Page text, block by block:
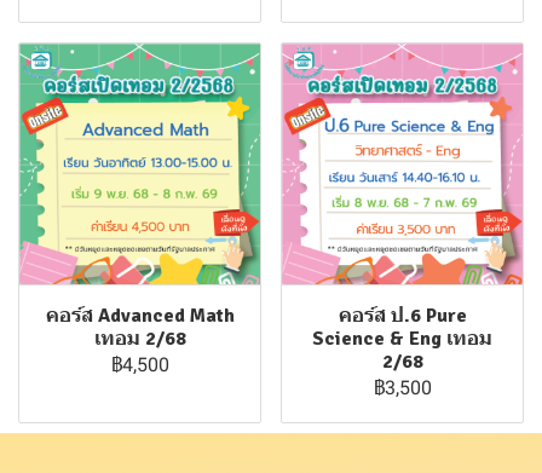
คอร์ส Advanced Math
เทอม 2/68
฿4,500
คอร์ส ป.6 Pure
Science & Eng เทอม
2/68
฿3,500